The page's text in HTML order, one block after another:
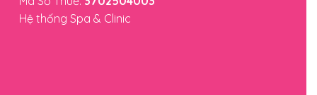
Hệ thống Spa & Clinic